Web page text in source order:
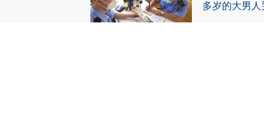
多岁的大男人